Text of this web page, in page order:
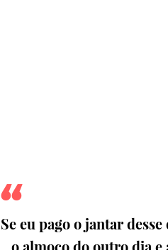
Se eu pago o jantar